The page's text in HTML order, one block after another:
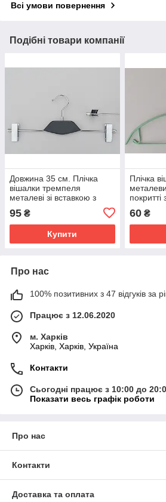
Всі умови повернення
Подібні товари компанії
Довжина 35 см. Плічка
вішалки тремпеля
металеві зі вставкою з
дерева чорного кольору,
для штанів і спідниць
95 ₴
Купити
Плічка
покритті
60₴
Про нас
100% позитивних з 47 відгуків за
Працює з 12.06.2020
м. Харків
Харків, Харків, Україна
Контакти
Сьогодні працює з 10:00 до
Показати весь графік роботи
Про нас
Контакти
Доставка та оплата